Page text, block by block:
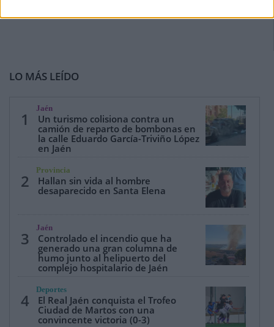
LO MÁS LEÍDO
1
Jaén
Un turismo colisiona contra un
camión de reparto de bombonas en
la calle Eduardo García-Triviño López
en Jaén
2
Provincia
Hallan sin vida al hombre
desaparecido en Santa Elena
3
Jaén
Controlado el incendio que ha
generado una gran columna de
humo junto al helipuerto del
complejo hospitalario de Jaén
4
Deportes
El Real Jaén conquista el Trofeo
Ciudad de Martos con una
convincente victoria (0-3)